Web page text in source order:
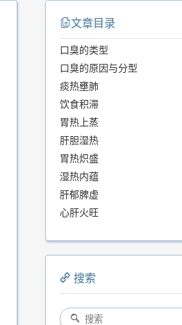
文章目录
口臭的类型
口臭的原因与分型
痰热壅肺
饮食积滞
胃热上蒸
肝胆湿热
胃热炽盛
湿热内蕴
肝郁脾虚
心肝火旺
搜索